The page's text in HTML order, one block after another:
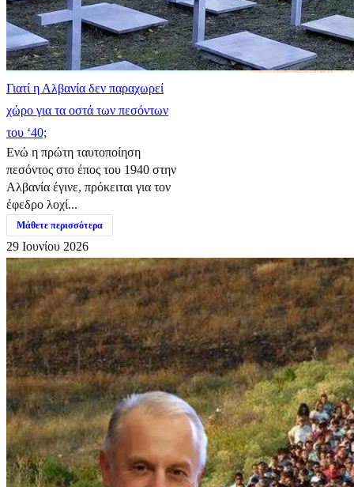
Γιατί η Αλβανία δεν παραχωρεί
χώρο για τα οστά των πεσόντων
του ‘40;
Ενώ η πρώτη ταυτοποίηση
πεσόντος στο έπος του 1940 στην
Αλβανία έγινε, πρόκειται για τον
έφεδρο λοχί...
Μάθετε περισσότερα
29 Ιουνίου 2026